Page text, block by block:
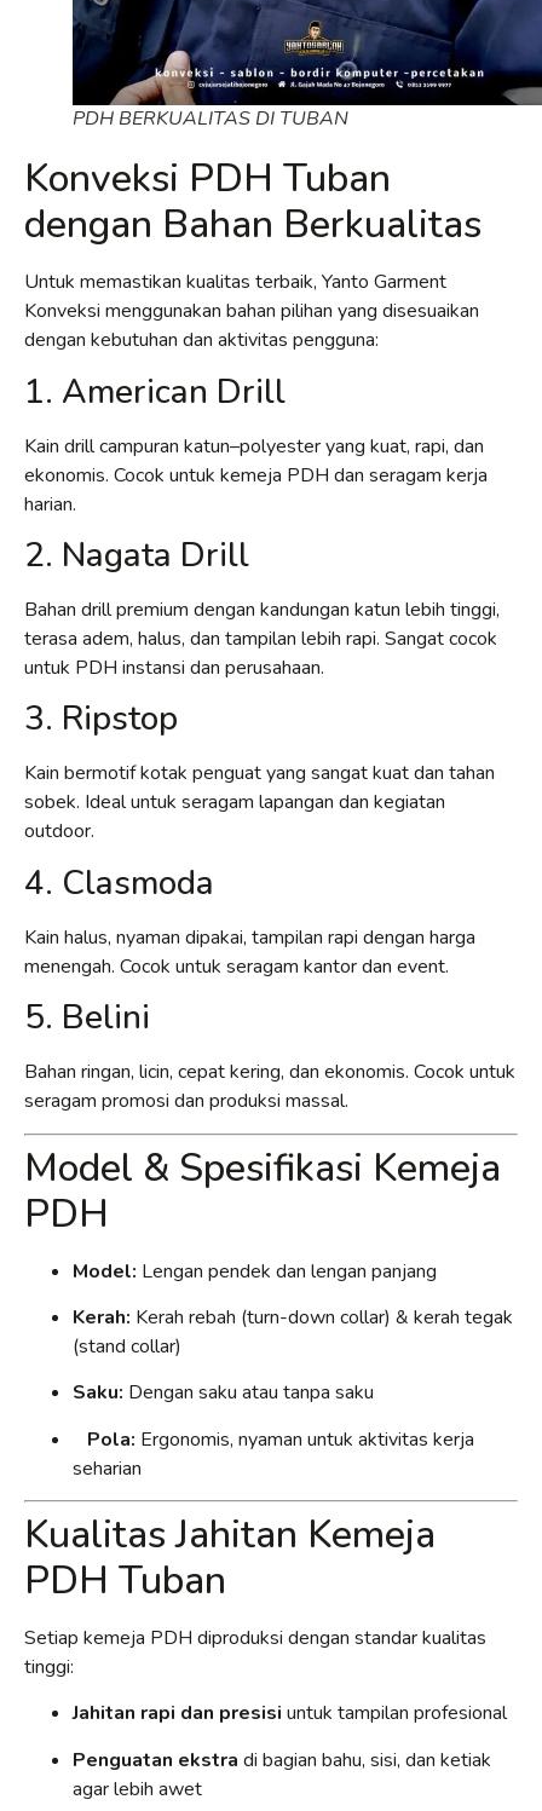
PDH BERKUALITAS DI TUBAN
Konveksi PDH Tuban
dengan Bahan Berkualitas
Untuk memastikan kualitas terbaik, Yanto Garment
Konveksi menggunakan bahan pilihan yang disesuaikan
dengan kebutuhan dan aktivitas pengguna:
1. American Drill
Kain drill campuran katun–polyester yang kuat, rapi, dan
ekonomis. Cocok untuk kemeja PDH dan seragam kerja
harian.
2. Nagata Drill
Bahan drill premium dengan kandungan katun lebih tinggi,
terasa adem, halus, dan tampilan lebih rapi. Sangat cocok
untuk PDH instansi dan perusahaan.
3. Ripstop
Kain bermotif kotak penguat yang sangat kuat dan tahan
sobek. Ideal untuk seragam lapangan dan kegiatan
outdoor.
4. Clasmoda
Kain halus, nyaman dipakai, tampilan rapi dengan harga
menengah. Cocok untuk seragam kantor dan event.
5. Belini
Bahan ringan, licin, cepat kering, dan ekonomis. Cocok untuk
seragam promosi dan produksi massal.
Model & Spesifikasi Kemeja
PDH
Model: Lengan pendek dan lengan panjang
Kerah: Kerah rebah (turn-down collar) & kerah tegak
(stand collar)
Saku: Dengan saku atau tanpa saku
Pola: Ergonomis, nyaman untuk aktivitas kerja
seharian
Kualitas Jahitan Kemeja
PDH Tuban
Setiap kemeja PDH diproduksi dengan standar kualitas
tinggi:
Jahitan rapi dan presisi untuk tampilan profesional
Penguatan ekstra di bagian bahu, sisi, dan ketiak
agar lebih awet